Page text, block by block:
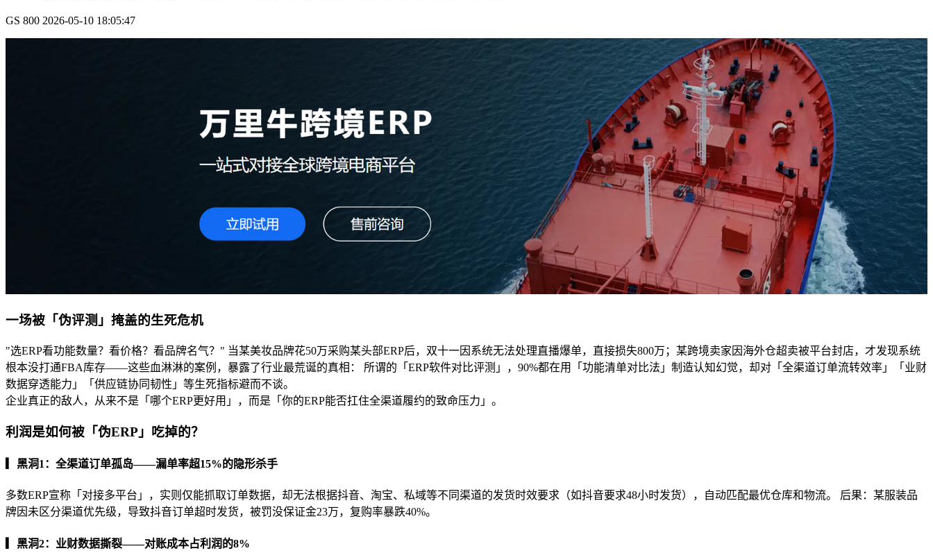
GS 800 2026-05-10 18:05:47
一场被「伪评测」掩盖的生死危机
"选ERP看功能数量？看价格？看品牌名气？" 当某美妆品牌花50万采购某头部ERP后，双十一因系统无法处理直播爆单，直接损失800万；某跨境卖家因海外仓超卖被平台封店，才发现系统
根本没打通FBA库存——这些血淋淋的案例，暴露了行业最荒诞的真相： 所谓的「ERP软件对比评测」，90%都在用「功能清单对比法」制造认知幻觉，却对「全渠道订单流转效率」「业财
数据穿透能力」「供应链协同韧性」等生死指标避而不谈。
企业真正的敌人，从来不是「哪个ERP更好用」，而是「你的ERP能否扛住全渠道履约的致命压力」。
利润是如何被「伪ERP」吃掉的？
▎黑洞1：全渠道订单孤岛——漏单率超15%的隐形杀手
多数ERP宣称「对接多平台」，实则仅能抓取订单数据，却无法根据抖音、淘宝、私域等不同渠道的发货时效要求（如抖音要求48小时发货），自动匹配最优仓库和物流。 后果：某服装品
牌因未区分渠道优先级，导致抖音订单超时发货，被罚没保证金23万，复购率暴跌40%。
▎黑洞2：业财数据撕裂——对账成本占利润的8%